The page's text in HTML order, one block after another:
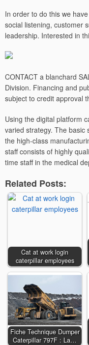
In order to do this we
social listening, customer
leadership. Interested in
CONTACT a blanchard
Division. Financing and
subject to credit approval
Using the digital platform
varied strategy. The basic
the high-class
staff consists of highly
time staff in the medical
Related Posts:
Cat at work login
caterpillar employees
Fiche Technique Dumper
Caterpillar 797F : La…